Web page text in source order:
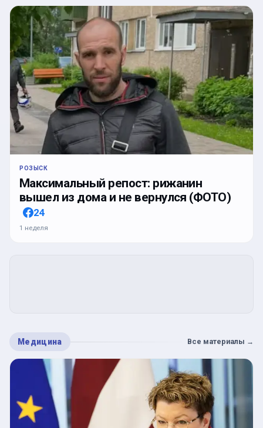
РОЗЫСК
Максимальный репост: рижанин
вышел из дома и не вернулся (ФОТО)
24
1 неделя
Медицина Все материалы →